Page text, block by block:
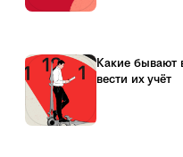
Какие бывают
вести их учёт